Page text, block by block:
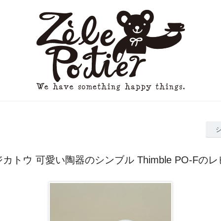
カトウ 可愛い陶器のシンブル Thimble PO-Fのレ